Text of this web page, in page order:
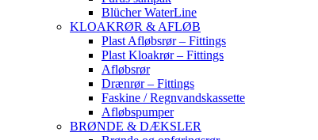
Blücher WaterLine
KLOAKRØR & AFLØB
Plast Afløbsrør – Fittings
Plast Kloakrør – Fittings
Afløbsrør
Drænrør – Fittings
Faskine / Regnvandskassette
Afløbspumper
BRØNDE & DÆKSLER